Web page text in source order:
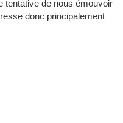
tentative de nous émouvoir
donc principalement